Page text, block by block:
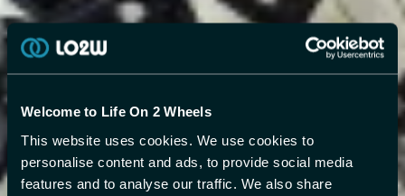
Welcome to Life On 2 Wheels
This website uses cookies. We use cookies to
personalise content and ads, to provide social media
features and to analyse our traffic. We also share